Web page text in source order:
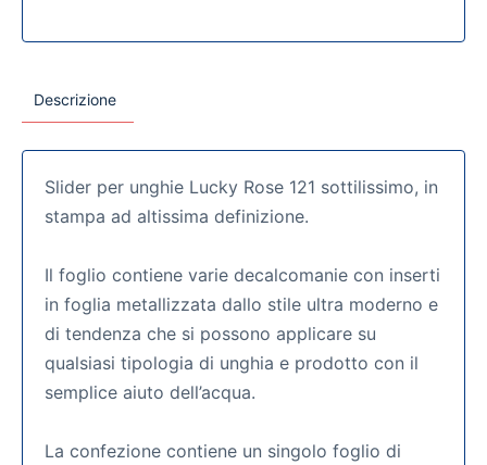
Descrizione
Slider per unghie Lucky Rose 121 sottilissimo, in
stampa ad altissima definizione.
Il foglio contiene varie decalcomanie con inserti
in foglia metallizzata dallo stile ultra moderno e
di tendenza che si possono applicare su
qualsiasi tipologia di unghia e prodotto con il
semplice aiuto dell’acqua.
La confezione contiene un singolo foglio di